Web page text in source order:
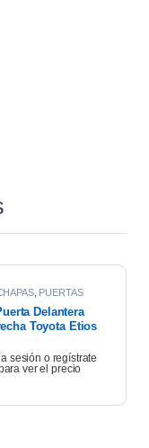
, PUERTAS
Delantera
Toyota Etios
sesión o regístrate
ver el precio